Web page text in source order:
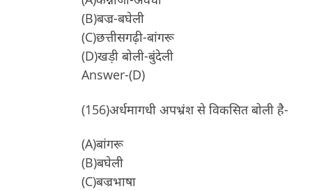
(B)बज्र-बघेली
(C)छत्तीसगढ़ी-बांगरू
(D)खड़ी बोली-बुंदेली
Answer-(D)
(156)अर्धमागधी अपभ्रंश से विकसित बोली है-
(A)बांगरू
(B)बघेली
(C)बज्रभाषा